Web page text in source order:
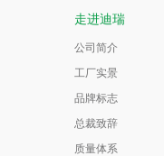
走进迪瑞
公司简介
工厂实景
品牌标志
总裁致辞
质量体系